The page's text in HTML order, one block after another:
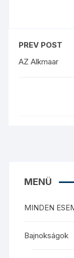
PREV POST
AZ Alkmaar
MENÜ
MINDEN
Bajnokságok